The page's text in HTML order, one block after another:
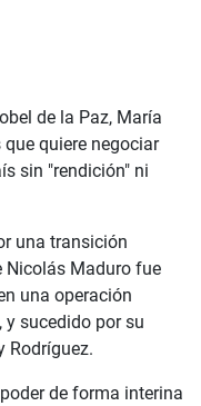
de la Paz, María
quiere negociar
sin "rendición" ni
una transición
Nicolás Maduro fue
una operación
y sucedido por su
Rodríguez.
de forma interina